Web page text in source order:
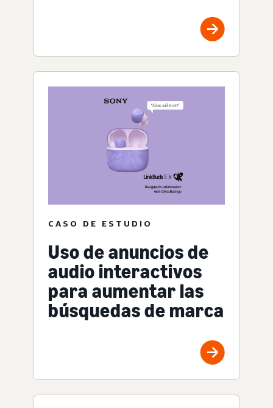
CASO DE ESTUDIO
Uso de anuncios de
audio interactivos
para aumentar las
búsquedas de marca